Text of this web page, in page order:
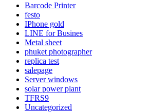
Barcode Printer
festo
IPhone gold
LINE for Busines
Metal sheet
phuket photographer
replica test
salepage
Server windows
solar power plant
TFRS9
Uncategorized